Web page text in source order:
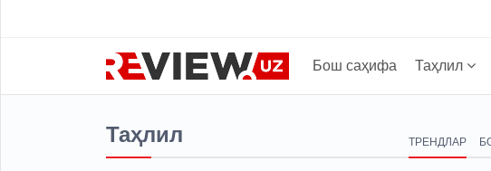
Бош саҳифа Таҳлил
Таҳлил ТРЕНДЛАР